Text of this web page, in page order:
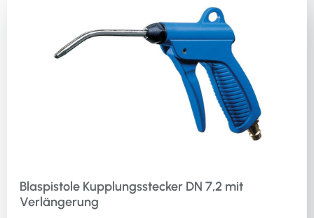
Blaspistole Kupplungsstecker DN 7,2 mit
Verlängerung